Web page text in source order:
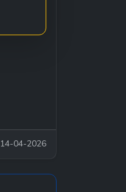
14-04-2026